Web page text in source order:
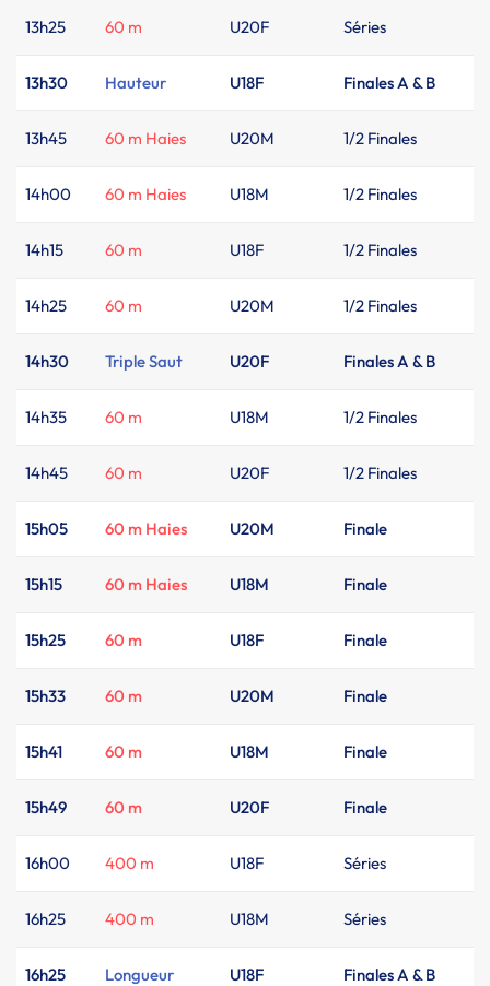
13h25 60 m U20F Séries
13h30 Hauteur U18F Finales A & B
13h45 60 m Haies U20M 1/2 Finales
14h00 60 m Haies U18M 1/2 Finales
14h15 60 m U18F 1/2 Finales
14h25 60 m U20M 1/2 Finales
14h30 Triple Saut U20F Finales A & B
14h35 60 m U18M 1/2 Finales
14h45 60 m U20F 1/2 Finales
15h05 60 m Haies U20M Finale
15h15 60 m Haies U18M Finale
15h25 60 m U18F Finale
15h33 60 m U20M Finale
15h41 60 m U18M Finale
15h49 60 m U20F Finale
16h00 400 m U18F Séries
16h25 400 m U18M Séries
16h25 Longueur U18F Finales A & B